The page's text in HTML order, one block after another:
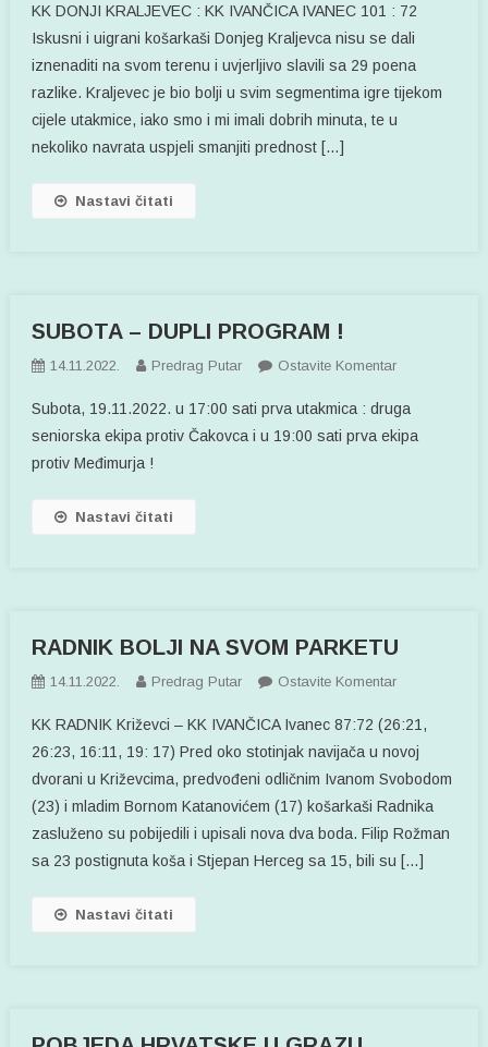
DRUGE
EKIPE
U
KRALJEVCU
KK DONJI KRALJEVEC : KK IVANČICA IVANEC 101 : 72
Iskusni i uigrani košarkaši Donjeg Kraljevca nisu se dali
iznenaditi na svom terenu i uvjerljivo slavili sa 29 poena
razlike. Kraljevec je bio bolji u svim segmentima igre tijekom
cijele utakmice, iako smo i mi imali dobrih minuta, te u
nekoliko navrata uspjeli smanjiti prednost […]
Nastavi čitati
SUBOTA – DUPLI PROGRAM !
14.11.2022. Predrag Putar Ostavite KomentarNa
–
DUPLI
Subota, 19.11.2022. u 17:00 sati prva utakmica : druga
seniorska ekipa protiv Čakovca i u 19:00 sati prva ekipa
protiv Međimurja !
Nastavi čitati
RADNIK BOLJI NA SVOM PARKETU
14.11.2022. Predrag Putar Ostavite KomentarNa
BOLJI
NA
SVOM
PARKETU
KK RADNIK Križevci – KK IVANČICA Ivanec 87:72 (26:21,
26:23, 16:11, 19: 17) Pred oko stotinjak navijača u novoj
dvorani u Križevcima, predvođeni odličnim Ivanom Svobodom
(23) i mladim Bornom Katanovićem (17) košarkaši Radnika
zasluženo su pobijedili i upisali nova dva boda. Filip Rožman
sa 23 postignuta koša i Stjepan Herceg sa 15, bili su […]
Nastavi čitati